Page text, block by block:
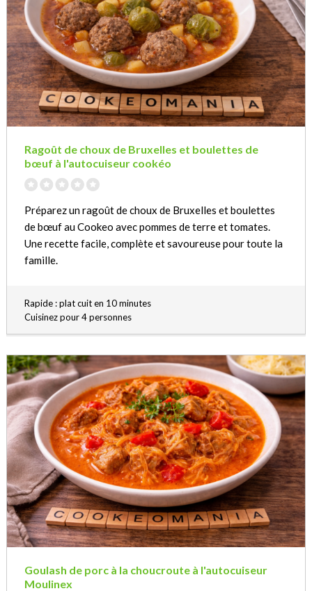
Ragoût de choux de Bruxelles et boulettes de
bœuf à l'autocuiseur cookéo
Préparez un ragoût de choux de Bruxelles et boulettes
de bœuf au Cookeo avec pommes de terre et tomates.
Une recette facile, complète et savoureuse pour toute la
famille.
Rapide : plat cuit en 10 minutes
Cuisinez pour 4 personnes
Goulash de porc à la choucroute à l'autocuiseur
Moulinex